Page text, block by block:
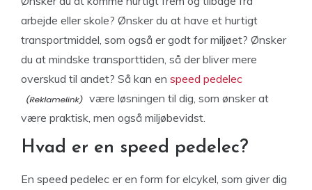
arbejde eller skole? Ønsker du at have et hurtigt
transportmiddel, som også er godt for miljøet? Ønsker
du at mindske transporttiden, så der bliver mere
overskud til andet? Så kan en speed pedelec
være løsningen til dig, som ønsker at
være praktisk, men også miljøbevidst.
Hvad er en speed pedelec?
En speed pedelec er en form for elcykel, som giver dig